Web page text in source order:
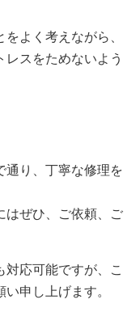
よく考えながら、
スをためないよう
通り、丁寧な修理を
はぜひ、ご依頼、ご
応可能ですが、こ
申し上げます。